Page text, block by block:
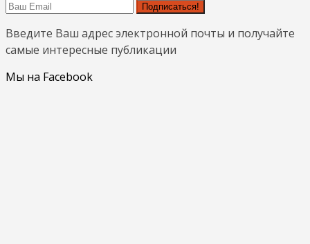
Подписаться!
Введите Ваш адрес электронной почты и получайте
самые интересные публикации
Мы на Facebook